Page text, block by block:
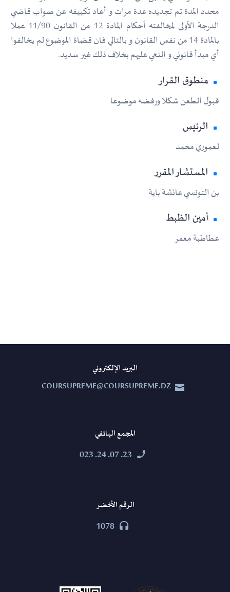
محدد المدة تم تجديده عدة مرات و أعاد تكييفه عن صواب قاضي
الدرجة الأولى لمخالفته أحكام المادة 12 من القانون 11/90 عملا
بالمادة 14 من نفس القانون و بالتالي فان قضاة الموضوع لم يخالفوا
أي مبدأ قانوني و النعي عليهم بخلاف ذلك غير سديد.
منطوق القرار
قبول الطعن شكلا ورفضه موضوعا
الرئيس
لعموري محمد
المستشار المقرر
بن التونسي عائشة باية
أمين الظبط
عطاطبة معمر
البريد الإلكتروني


COURSUPREME@COURSUPREME.DZ
المجمع الهاتفي


23. 07. 24. 023
الرقم الأخضر


1078